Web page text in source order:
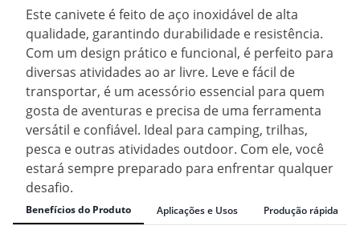
Este canivete é feito de aço inoxidável de alta
qualidade, garantindo durabilidade e resistência.
Com um design prático e funcional, é perfeito para
diversas atividades ao ar livre. Leve e fácil de
transportar, é um acessório essencial para quem
gosta de aventuras e precisa de uma ferramenta
versátil e confiável. Ideal para camping, trilhas,
pesca e outras atividades outdoor. Com ele, você
estará sempre preparado para enfrentar qualquer
desafio.
Benefícios do Produto Aplicações e Usos Produção rápida